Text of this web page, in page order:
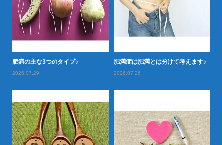
肥満の主な3つのタイプ♪
2026.07.29
肥満症は肥満とは分けて考えます♪
2026.07.26